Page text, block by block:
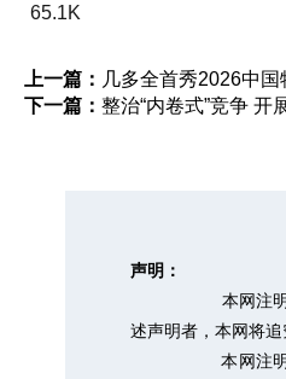
65.1K
上一篇： 几多全首秀2026中
下一篇： 整治“内卷式”竞争 开
声明：
本网注
述声明者，本网将
本网注